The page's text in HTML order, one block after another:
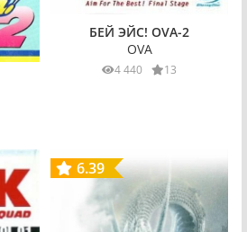
БЕЙ ЭЙС! OVA-2
OVA
4 440 13
6.39